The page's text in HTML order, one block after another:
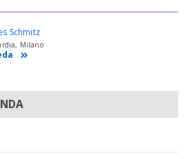
Schmitz
Milano